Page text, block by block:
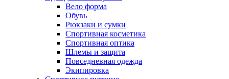
Вело форма
Обувь
Рюкзаки и сумки
Спортивная косметика
Спортивная оптика
Шлемы и защита
Повседневная одежда
Экипировка